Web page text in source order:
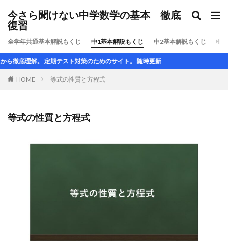
今さら聞けない中学数学の基本 徹底
復習
全学年共通基本解説もくじ 中1基本解説もくじ 中2基本解説もくじ 中3
。 定期テスト対策のためのサイト。 随時更新
HOME 等式の性質と方程式
等式の性質と方程式